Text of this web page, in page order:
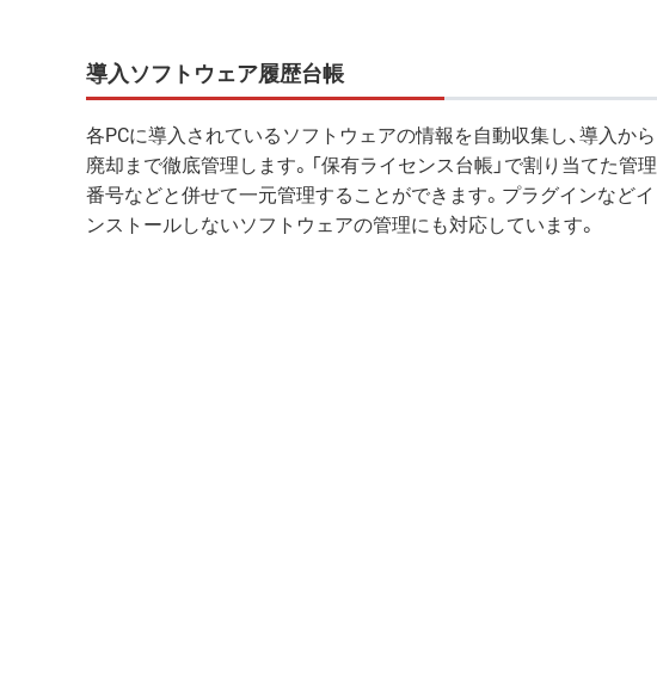
導入ソフトウェア履歴台帳
各PCに導入されているソフトウェアの情報を自動収集し、導入から
廃却まで徹底管理します。「保有ライセンス台帳」で割り当てた管理
番号などと併せて一元管理することができます。プラグインなどイ
ンストールしないソフトウェアの管理にも対応しています。